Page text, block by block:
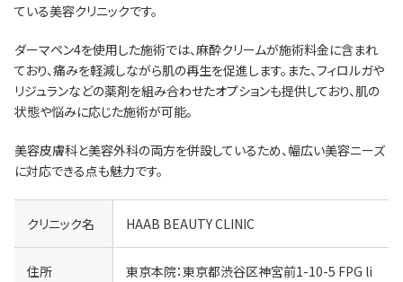
ている美容クリニックです。
ダーマペン4を使用した施術では、麻酔クリームが施術料金に含まれ
ており、痛みを軽減しながら肌の再生を促進します。また、フィロルガや
リジュランなどの薬剤を組み合わせたオプションも提供しており、肌の
状態や悩みに応じた施術が可能。​​
美容皮膚科と美容外科の両方を併設しているため、幅広い美容ニーズ
に対応できる点も魅力です。​
クリニック名 HAAB BEAUTY CLINIC
住所
東京本院：東京都渋谷区神宮前1-10-5 FPG li